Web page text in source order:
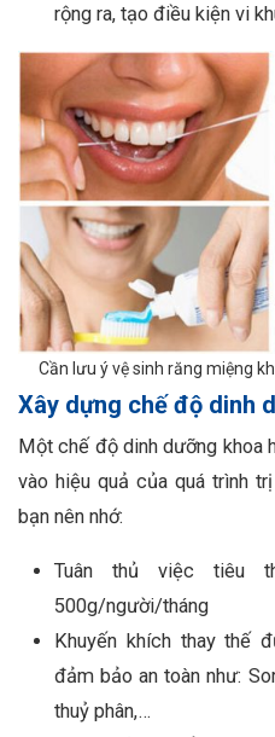
rộng ra, tạo điều kiện vi
Cần lưu ý vệ sinh răng miệng
Xây dựng chế độ dinh
Một chế độ dinh dưỡng khoa
vào hiệu quả của quá trình
bạn nên nhớ:
Tuân thủ việc tiêu
500g/người/tháng
Khuyến khích thay thế
đảm bảo an toàn như:
thuỷ phân,…